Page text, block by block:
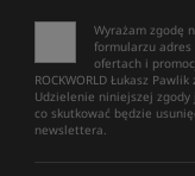
Wyrażam zgodę
formularzu
ofertach i
ROCKWORLD Łukasz
Udzielenie niniejszej
co skutkować będzie
newslettera.